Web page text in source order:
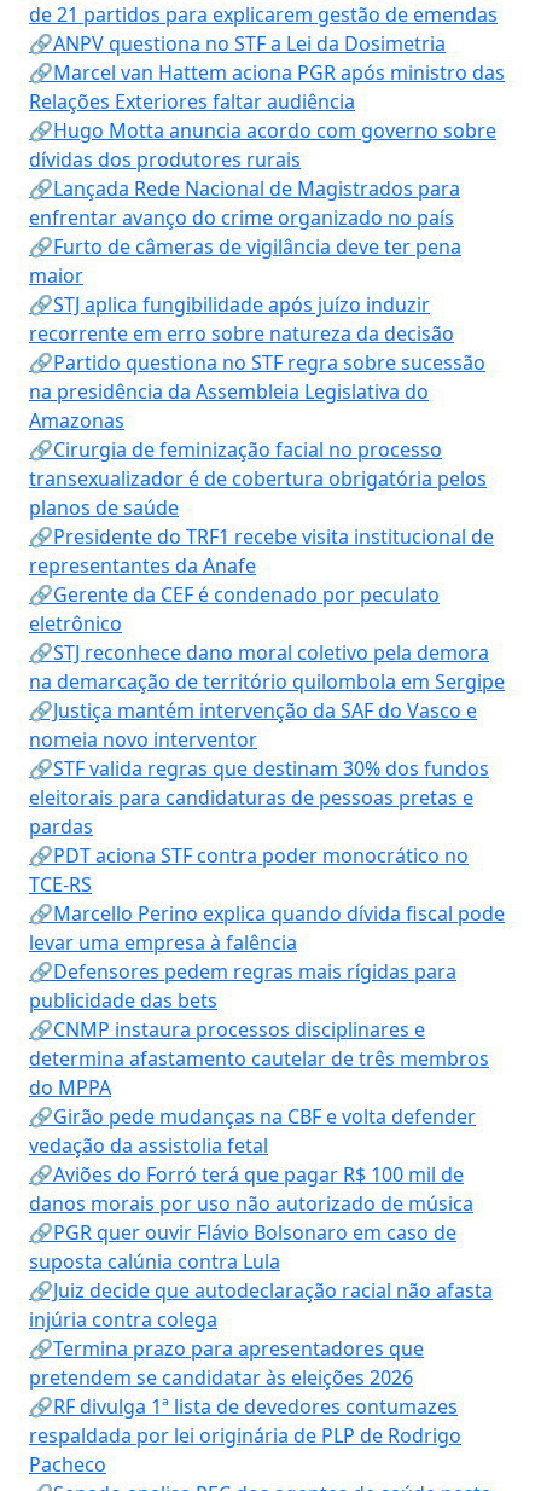
de 21 partidos para explicarem gestão de emendas
🔗ANPV questiona no STF a Lei da Dosimetria
🔗Marcel van Hattem aciona PGR após ministro das
Relações Exteriores faltar audiência
🔗Hugo Motta anuncia acordo com governo sobre
dívidas dos produtores rurais
🔗Lançada Rede Nacional de Magistrados para
enfrentar avanço do crime organizado no país
🔗Furto de câmeras de vigilância deve ter pena
maior
🔗STJ aplica fungibilidade após juízo induzir
recorrente em erro sobre natureza da decisão
🔗Partido questiona no STF regra sobre sucessão
na presidência da Assembleia Legislativa do
Amazonas
🔗Cirurgia de feminização facial no processo
transexualizador é de cobertura obrigatória pelos
planos de saúde
🔗Presidente do TRF1 recebe visita institucional de
representantes da Anafe
🔗Gerente da CEF é condenado por peculato
eletrônico
🔗STJ reconhece dano moral coletivo pela demora
na demarcação de território quilombola em Sergipe
🔗Justiça mantém intervenção da SAF do Vasco e
nomeia novo interventor
🔗STF valida regras que destinam 30% dos fundos
eleitorais para candidaturas de pessoas pretas e
pardas
🔗PDT aciona STF contra poder monocrático no
TCE-RS
🔗Marcello Perino explica quando dívida fiscal pode
levar uma empresa à falência
🔗Defensores pedem regras mais rígidas para
publicidade das bets
🔗CNMP instaura processos disciplinares e
determina afastamento cautelar de três membros
do MPPA
🔗Girão pede mudanças na CBF e volta defender
vedação da assistolia fetal
🔗Aviões do Forró terá que pagar R$ 100 mil de
danos morais por uso não autorizado de música
🔗PGR quer ouvir Flávio Bolsonaro em caso de
suposta calúnia contra Lula
🔗Juiz decide que autodeclaração racial não afasta
injúria contra colega
🔗Termina prazo para apresentadores que
pretendem se candidatar às eleições 2026
🔗RF divulga 1ª lista de devedores contumazes
respaldada por lei originária de PLP de Rodrigo
Pacheco